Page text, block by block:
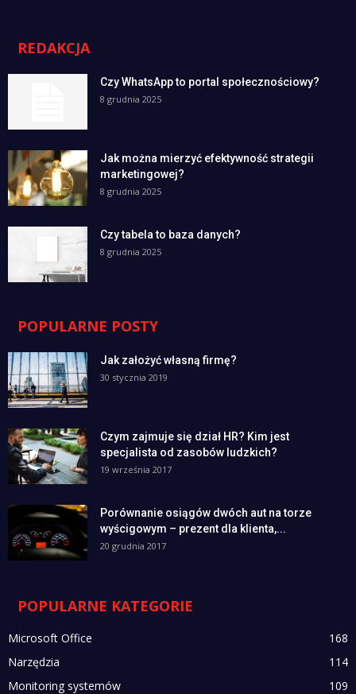
REDAKCJA
Czy WhatsApp to portal społecznościowy?
8 grudnia 2025
Jak można mierzyć efektywność strategii
marketingowej?
8 grudnia 2025
Czy tabela to baza danych?
8 grudnia 2025
POPULARNE POSTY
Jak założyć własną firmę?
30 stycznia 2019
Czym zajmuje się dział HR? Kim jest
specjalista od zasobów ludzkich?
19 września 2017
Porównanie osiągów dwóch aut na torze
wyścigowym – prezent dla klienta,...
20 grudnia 2017
POPULARNE KATEGORIE
Microsoft Office
168
Narzędzia
114
Monitoring systemów
109